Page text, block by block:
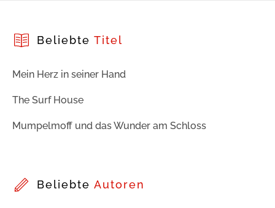
Beliebte Titel
Mein Herz in seiner Hand
The Surf House
Mumpelmoff und das Wunder am Schloss
Beliebte Autoren